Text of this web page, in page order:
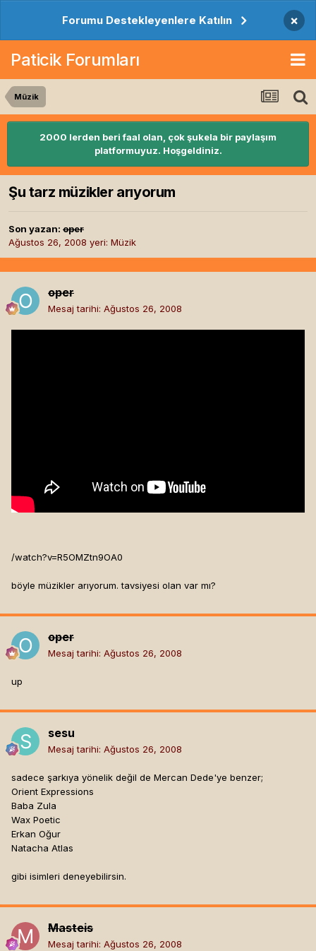
Forumu Destekleyenlere Katılın ×
Paticik Forumları
Müzik
2000 lerden beri faal olan, çok şukela bir paylaşım
platformuyuz. Hoşgeldiniz.
Şu tarz müzikler arıyorum
Son yazan: oper
Ağustos 26, 2008 yeri: Müzik
oper
Mesaj tarihi: Ağustos 26, 2008
/watch?v=R5OMZtn9OA0
böyle müzikler arıyorum. tavsiyesi olan var mı?
oper
Mesaj tarihi: Ağustos 26, 2008
up
sesu
Mesaj tarihi: Ağustos 26, 2008
sadece şarkıya yönelik değil de Mercan Dede'ye benzer;
Orient Expressions
Baba Zula
Wax Poetic
Erkan Oğur
Natacha Atlas
gibi isimleri deneyebilirsin.
Masteis
Mesaj tarihi: Ağustos 26, 2008